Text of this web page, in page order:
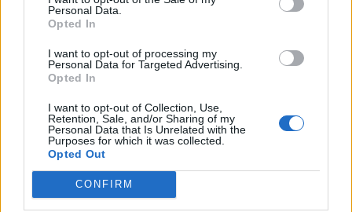
Personal Data.
Opted In
I want to opt-out of processing my
Personal Data for Targeted Advertising.
Opted In
I want to opt-out of Collection, Use,
Retention, Sale, and/or Sharing of my
Personal Data that Is Unrelated with the
Purposes for which it was collected.
Opted Out
CONFIRM
με τον γιο της και το αυθόρμητο βίντεο για
την ανησυχία του
CELEBRITIES